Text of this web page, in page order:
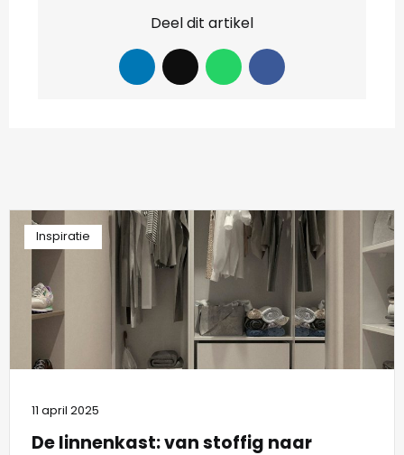
Deel dit artikel
Inspiratie
11 april 2025
De linnenkast: van stoffig naar